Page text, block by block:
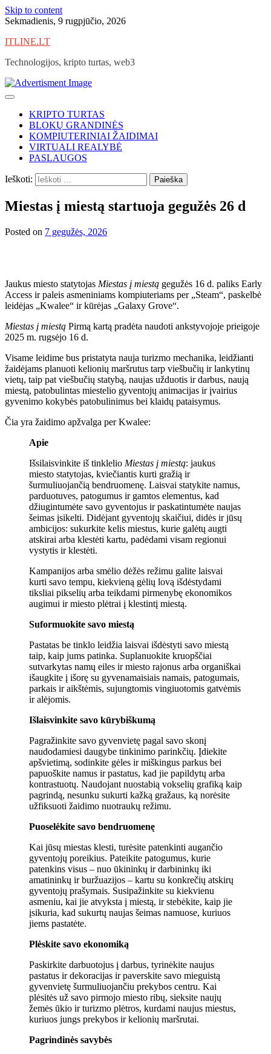
Skip to content
Sekmadienis, 9 rugpjūčio, 2026
ITLINE.LT
Technologijos, kripto turtas, web3
KRIPTO TURTAS
BLOKŲ GRANDINĖS
KOMPIUTERINIAI ŽAIDIMAI
VIRTUALI REALYBĖ
PASLAUGOS
Ieškoti:
Miestas į miestą startuoja gegužės 26 d
Posted on 7 gegužės, 2026
Jaukus miesto statytojas Miestas į miestą gegužės 16 d. paliks Early
Access ir paleis asmeniniams kompiuteriams per „Steam“, paskelbė
leidėjas „Kwalee“ ir kūrėjas „Galaxy Grove“.
Miestas į miestą Pirmą kartą pradėta naudoti ankstyvojoje prieigoje
2025 m. rugsėjo 16 d.
Visame leidime bus pristatyta nauja turizmo mechanika, leidžianti
žaidėjams planuoti kelionių maršrutus tarp viešbučių ir lankytinų
vietų, taip pat viešbučių statybą, naujas užduotis ir darbus, naują
miestą, patobulintas miestelio gyventojų animacijas ir įvairius
gyvenimo kokybės patobulinimus bei klaidų pataisymus.
Čia yra žaidimo apžvalga per Kwalee:
Apie
Išsilaisvinkite iš tinklelio Miestas į miestą: jaukus
miesto statytojas, kviečiantis kurti gražią ir
šurmuliuojančią bendruomenę. Laisvai statykite namus,
parduotuves, patogumus ir gamtos elementus, kad
džiugintumėte savo gyventojus ir paskatintumėte naujas
šeimas įsikelti. Didėjant gyventojų skaičiui, didės ir jūsų
ambicijos: sukurkite kelis miestus, kurie galėtų augti
atskirai arba klestėti kartu, padėdami visam regionui
vystytis ir klestėti.
Kampanijos arba smėlio dėžės režimu galite laisvai
kurti savo tempu, kiekvieną gėlių lovą išdėstydami
tiksliai pikselių arba teikdami pirmenybę ekonomikos
augimui ir miesto plėtrai į klestintį miestą.
Suformuokite savo miestą
Pastatas be tinklo leidžia laisvai išdėstyti savo miestą
taip, kaip jums patinka. Suplanuokite kruopščiai
sutvarkytas namų eiles ir miesto rajonus arba organiškai
išaugkite į išorę su gyvenamaisiais namais, patogumais,
parkais ir aikštėmis, sujungtomis vingiuotomis gatvėmis
ir alėjomis.
Išlaisvinkite savo kūrybiškumą
Pagražinkite savo gyvenvietę pagal savo skonį
naudodamiesi daugybe tinkinimo parinkčių. Įdiekite
apšvietimą, sodinkite gėles ir miškingus parkus bei
papuoškite namus ir pastatus, kad jie papildytų arba
kontrastuotų. Naudojant nuostabią vokselių grafiką kaip
pagrindą, nesunku sukurti kažką gražaus, ką norėsite
užfiksuoti žaidimo nuotraukų režimu.
Puoselėkite savo bendruomenę
Kai jūsų miestas klesti, turėsite patenkinti augančio
gyventojų poreikius. Pateikite patogumus, kurie
patenkins visus – nuo ​​ūkininkų ir darbininkų iki
amatininkų ir buržuazijos – kartu su konkrečių atskirų
gyventojų prašymais. Susipažinkite su kiekvienu
asmeniu, kai jie atvyksta į miestą, ir stebėkite, kaip jie
įsikuria, kad sukurtų naujas šeimas namuose, kuriuos
jiems pastatėte.
Plėskite savo ekonomiką
Paskirkite darbuotojus į darbus, tyrinėkite naujus
pastatus ir dekoracijas ir paverskite savo mieguistą
gyvenvietę šurmuliuojančiu prekybos centru. Kai
plėsitės už savo pirmojo miesto ribų, sieksite naujų
žemės ūkio ir turizmo plėtros, kurdami naujus miestus,
kuriuos jungs prekybos ir kelionių maršrutai.
Pagrindinės savybės